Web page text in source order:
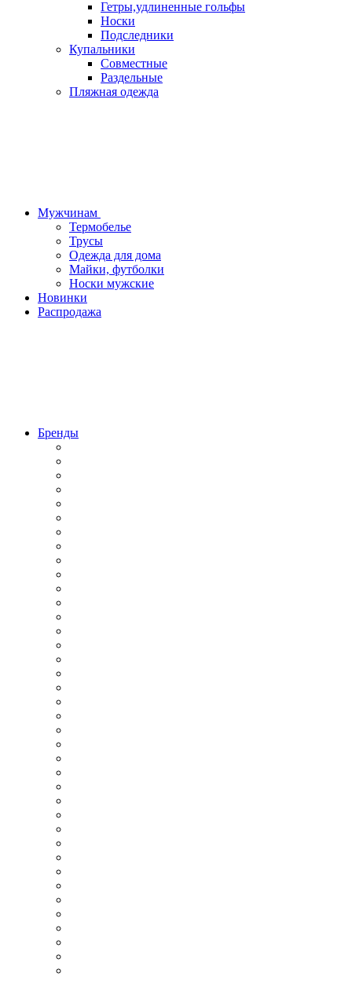
Гетры,удлиненные гольфы
Носки
Подследники
Купальники
Совместные
Раздельные
Пляжная одежда
Мужчинам
Термобелье
Трусы
Одежда для дома
Майки, футболки
Носки мужские
Новинки
Распродажа
Бренды